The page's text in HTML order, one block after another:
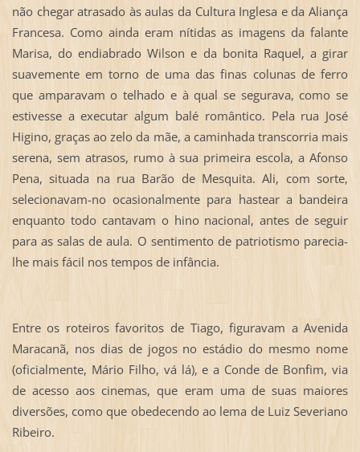
não chegar atrasado às aulas da Cultura Inglesa e da Aliança
Francesa. Como ainda eram nítidas as imagens da falante
Marisa, do endiabrado Wilson e da bonita Raquel, a girar
suavemente em torno de uma das finas colunas de ferro
que amparavam o telhado e à qual se segurava, como se
estivesse a executar algum balé romântico. Pela rua José
Higino, graças ao zelo da mãe, a caminhada transcorria mais
serena, sem atrasos, rumo à sua primeira escola, a Afonso
Pena, situada na rua Barão de Mesquita. Ali, com sorte,
selecionavam-no ocasionalmente para hastear a bandeira
enquanto todo cantavam o hino nacional, antes de seguir
para as salas de aula. O sentimento de patriotismo parecia-
lhe mais fácil nos tempos de infância.
Entre os roteiros favoritos de Tiago, figuravam a Avenida
Maracanã, nos dias de jogos no estádio do mesmo nome
(oficialmente, Mário Filho, vá lá), e a Conde de Bonfim, via
de acesso aos cinemas, que eram uma de suas maiores
diversões, como que obedecendo ao lema de Luiz Severiano
Ribeiro.